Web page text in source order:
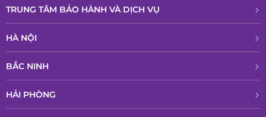
TRUNG TÂM BẢO HÀNH VÀ DỊCH VỤ
HÀ NỘI
BẮC NINH
HẢI PHÒNG